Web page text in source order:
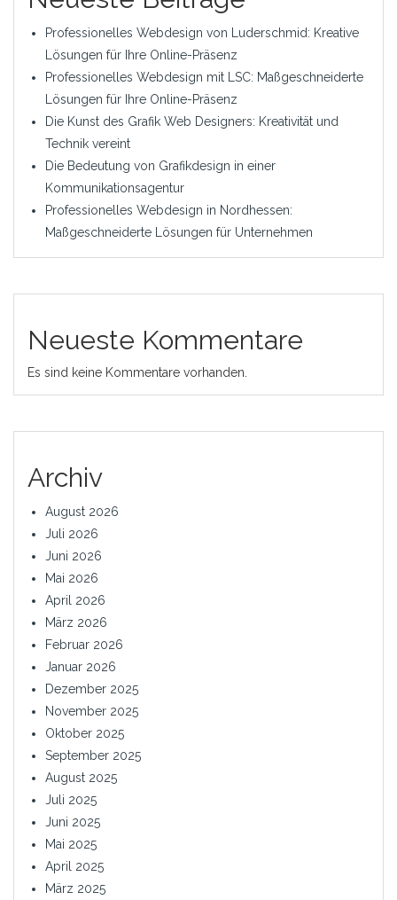
Professionelles Webdesign von Luderschmid: Kreative
Lösungen für Ihre Online-Präsenz
Professionelles Webdesign mit LSC: Maßgeschneiderte
Lösungen für Ihre Online-Präsenz
Die Kunst des Grafik Web Designers: Kreativität und
Technik vereint
Die Bedeutung von Grafikdesign in einer
Kommunikationsagentur
Professionelles Webdesign in Nordhessen:
Maßgeschneiderte Lösungen für Unternehmen
Neueste Kommentare
Es sind keine Kommentare vorhanden.
Archiv
August 2026
Juli 2026
Juni 2026
Mai 2026
April 2026
März 2026
Februar 2026
Januar 2026
Dezember 2025
November 2025
Oktober 2025
September 2025
August 2025
Juli 2025
Juni 2025
Mai 2025
April 2025
März 2025